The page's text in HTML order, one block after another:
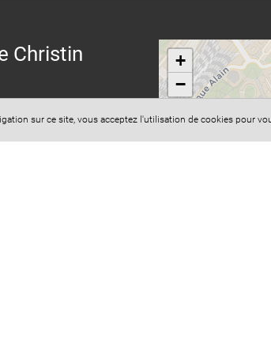
Christin
+
−
sur ce site, vous acceptez l'utilisation de cookies pour